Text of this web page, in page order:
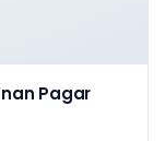
Pagar